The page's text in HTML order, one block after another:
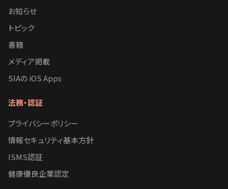
お知らせ
トピック
書籍
メディア掲載
SIAの iOS Apps
法務・認証
プライバシーポリシー
情報セキュリティ基本方針
ISMS認証
健康優良企業認定